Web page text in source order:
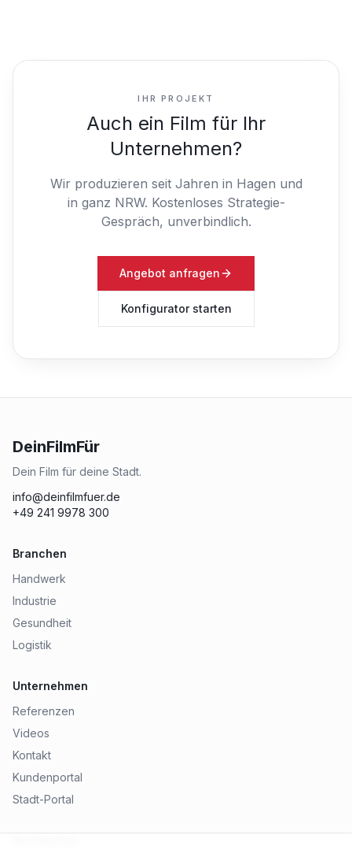
IHR PROJEKT
Auch ein Film für Ihr
Unternehmen?
Wir produzieren seit Jahren in Hagen und
in ganz NRW. Kostenloses Strategie-
Gespräch, unverbindlich.
Angebot anfragen
Konfigurator starten
DeinFilmFür
Dein Film für deine Stadt.
info@deinfilmfuer.de
+49 241 9978 300
Branchen
Handwerk
Industrie
Gesundheit
Logistik
Unternehmen
Referenzen
Videos
Kontakt
Kundenportal
Stadt-Portal